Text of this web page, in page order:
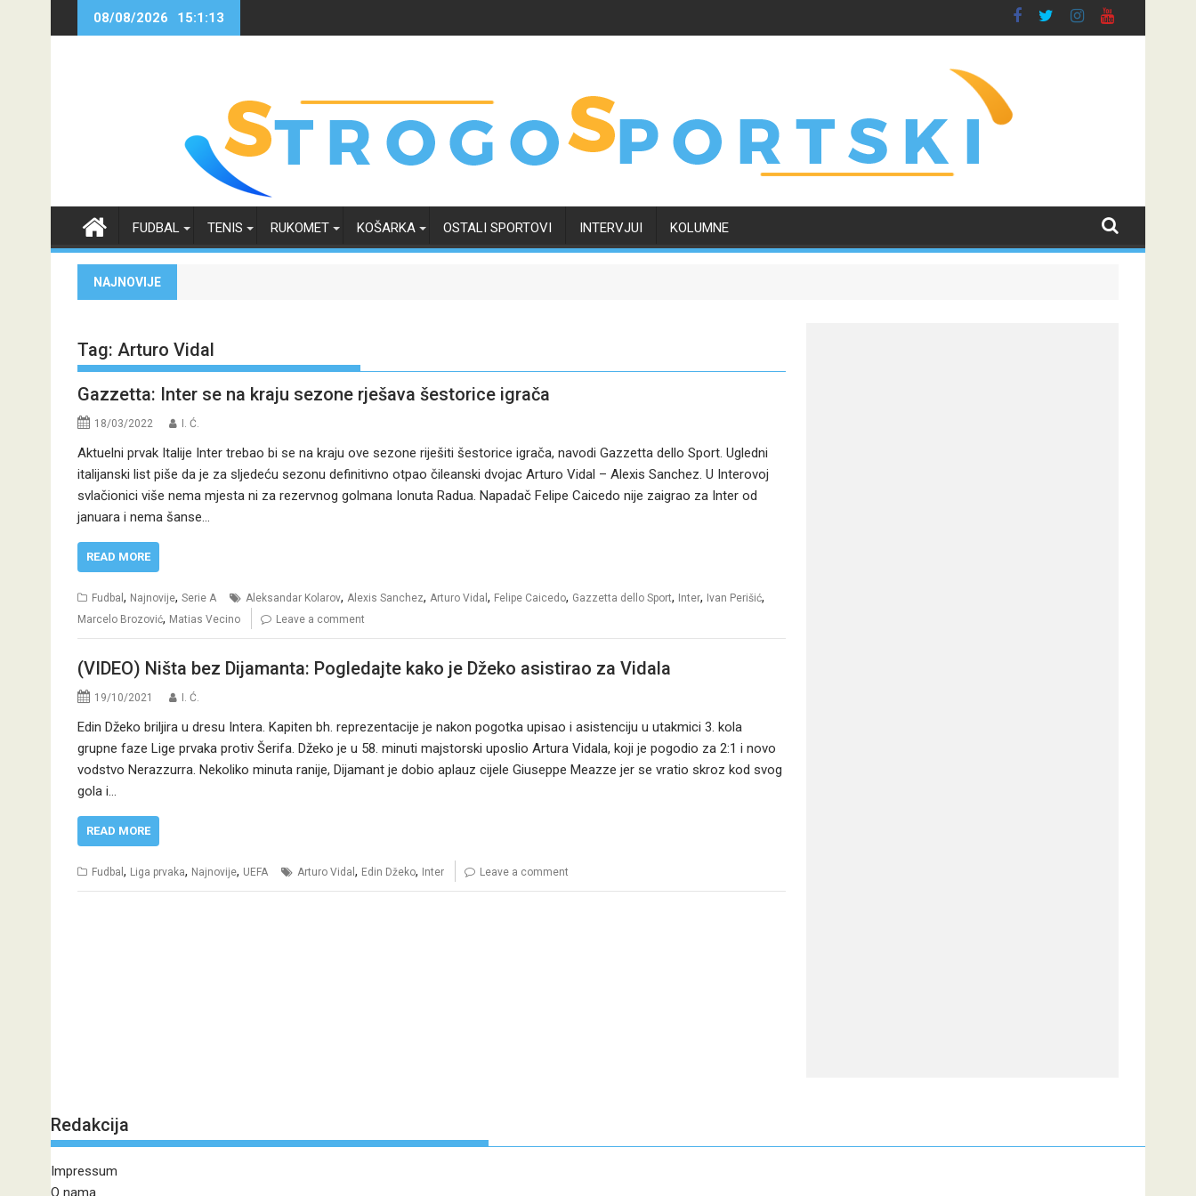
08/08/2026 15:1:13
FUDBAL TENIS RUKOMET KOŠARKA OSTALI SPORTOVI INTERVJUI KOLUMNE
NAJNOVIJE
Tag: Arturo Vidal
Gazzetta: Inter se na kraju sezone rješava šestorice igrača
18/03/2022 I. Ć.
Aktuelni prvak Italije Inter trebao bi se na kraju ove sezone riješiti šestorice igrača, navodi Gazzetta dello Sport. Ugledni
italijanski list piše da je za sljedeću sezonu definitivno otpao čileanski dvojac Arturo Vidal – Alexis Sanchez. U Interovoj
svlačionici više nema mjesta ni za rezervnog golmana Ionuta Radua. Napadač Felipe Caicedo nije zaigrao za Inter od
januara i nema šanse…
READ MORE
Fudbal , Najnovije, Serie A Aleksandar Kolarov, Alexis Sanchez, Arturo Vidal , Felipe Caicedo, Gazzetta dello Sport, Inter, Ivan Perišić,
Marcelo Brozović, Matias Vecino Leave a comment
(VIDEO) Ništa bez Dijamanta: Pogledajte kako je Džeko asistirao za Vidala
19/10/2021 I. Ć.
Edin Džeko briljira u dresu Intera. Kapiten bh. reprezentacije je nakon pogotka upisao i asistenciju u utakmici 3. kola
grupne faze Lige prvaka protiv Šerifa. Džeko je u 58. minuti majstorski uposlio Artura Vidala, koji je pogodio za 2:1 i novo
vodstvo Nerazzurra. Nekoliko minuta ranije, Dijamant je dobio aplauz cijele Giuseppe Meazze jer se vratio skroz kod svog
gola i…
READ MORE
Fudbal , Liga prvaka, Najnovije, UEFA Arturo Vidal , Edin Džeko, Inter Leave a comment
Redakcija
Impressum
O nama